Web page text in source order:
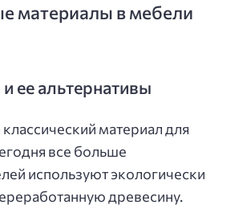
материалы в мебели
ее альтернативы
материал для
все больше
используют экологически
древесину.